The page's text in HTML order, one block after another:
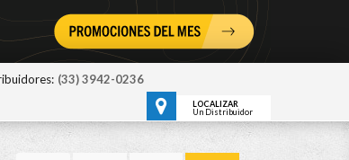
(33) 3942-0236
LOCALIZAR
Un Distribuidor